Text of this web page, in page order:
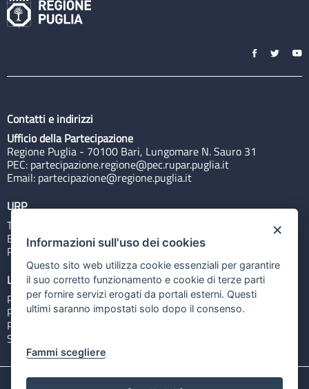
Contatti e indirizzi
Ufficio della Partecipazione
Regione Puglia - 70100 Bari, Lungomare N. Sauro 31
PEC: partecipazione.regione@pec.rupar.puglia.it
Email: partecipazione@regione.puglia.it
URP
Tel: 800713939
Email:quiregione@regione.puglia.it
Rubrica
Link utili
Portale Istituzionale
PO FESR Puglia 2014-2020
PSR Puglia 2014-2020
Sistema Puglia
×
Informazioni sull'uso dei cookies
Questo sito web utilizza cookie essenziali per garantire
il suo corretto funzionamento e cookie di terze parti
per fornire servizi erogati da portali esterni. Questi
ultimi saranno impostati solo dopo il consenso.
Fammi scegliere